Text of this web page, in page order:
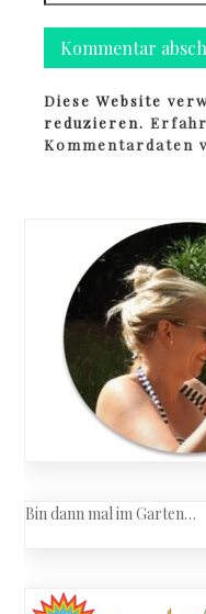
Diese Website
reduzieren.
Kommentardaten
Bin dann mal im Garten…